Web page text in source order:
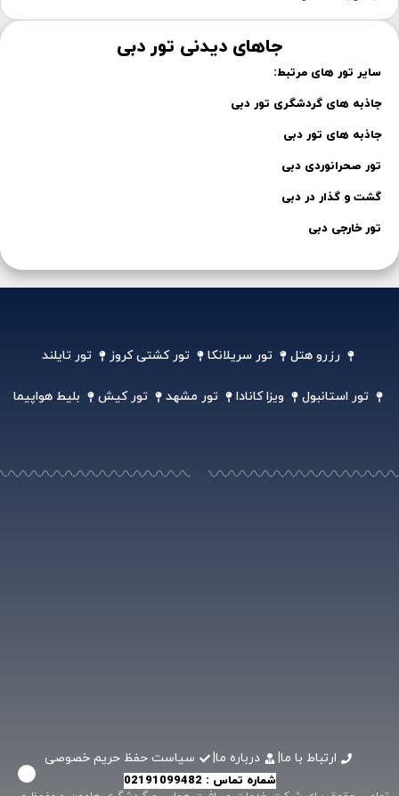
جاهای دیدنی تور دبی
سایر تور های مرتبط:
جاذبه های گردشگری تور دبی
جاذبه های تور دبی
تور صحرانوردی دبی
گشت و گذار در دبی
تور خارجی دبی
رزرو هتل تور سریلانکا تور کشتی کروز تور تایلند
تور استانبول ویزا کانادا تور مشهد تور کیش بلیط هواپیما
ارتباط با ما| درباره ما| سیاست حفظ حریم خصوصی
شماره تماس : 02191099482